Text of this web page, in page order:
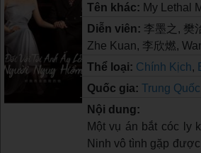
Tên khác: My Lethal
Diễn viên: 李墨之, 樊
Zhe Kuan, 李欣燃,
Thể loại: Chính Kịch,
Quốc gia: Trung Quốc
Nội dung:
Một vụ án bắt cóc ly
Ninh vô tình gặp